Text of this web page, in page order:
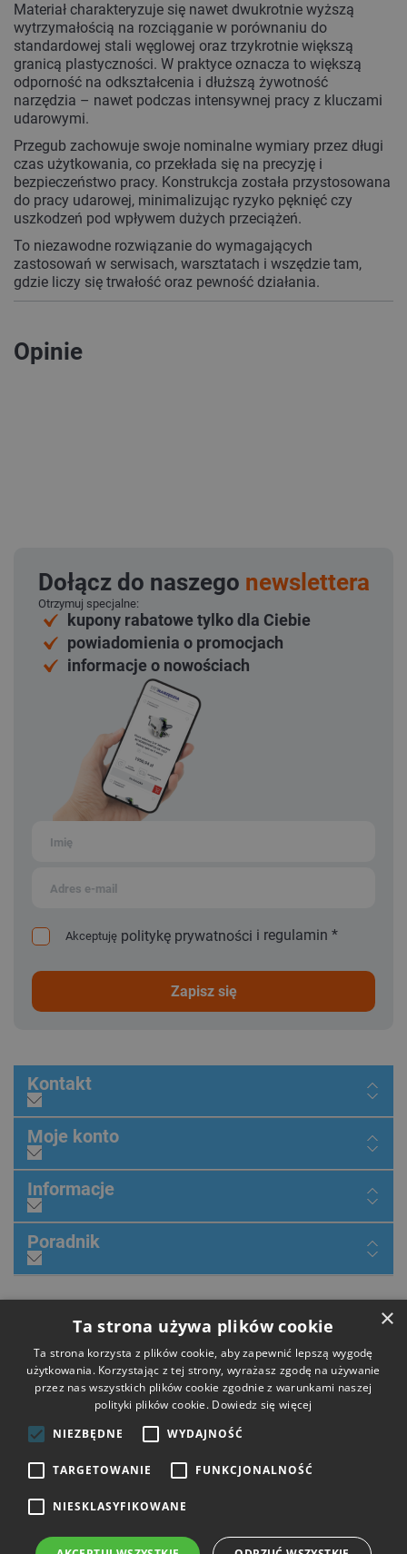
Materiał charakteryzuje się nawet dwukrotnie wyższą
wytrzymałością na rozciąganie w porównaniu do
standardowej stali węglowej oraz trzykrotnie większą
granicą plastyczności. W praktyce oznacza to większą
odporność na odkształcenia i dłuższą żywotność
narzędzia – nawet podczas intensywnej pracy z kluczami
udarowymi.
Przegub zachowuje swoje nominalne wymiary przez długi
czas użytkowania, co przekłada się na precyzję i
bezpieczeństwo pracy. Konstrukcja została przystosowana
do pracy udarowej, minimalizując ryzyko pęknięć czy
uszkodzeń pod wpływem dużych przeciążeń.
To niezawodne rozwiązanie do wymagających
zastosowań w serwisach, warsztatach i wszędzie tam,
gdzie liczy się trwałość oraz pewność działania.
Opinie
Dołącz do naszego newslettera
Otrzymuj specjalne:
kupony rabatowe tylko dla Ciebie
powiadomienia o promocjach
informacje o nowościach
Akceptuję politykę prywatności i regulamin *
zapisz się
Kontakt
Moje konto
Informacje
Poradnik
Płatności
×
Ta strona używa plików cookie
Ta strona korzysta z plików cookie, aby zapewnić lepszą wygodę
użytkowania. Korzystając z tej strony, wyrażasz zgodę na używanie
przez nas wszystkich plików cookie zgodnie z warunkami naszej
polityki plików cookie. Dowiedz się więcej
NIEZBĘDNE
WYDAJNOŚĆ
TARGETOWANIE FUNKCJONALNOŚĆ
NIESKLASYFIKOWANE